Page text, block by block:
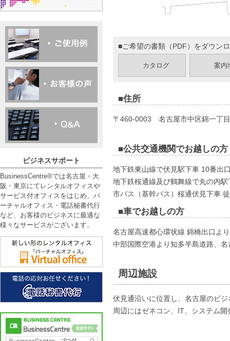
■ご希望の書類（PDF）をダウン
カタログ 案内
■住所
〒460-0003 名古屋市中区錦一丁
■公共交通機関でお越しの方
地下鉄東山線で伏見駅下車 10番出
地下鉄桜通線及び鶴舞線で丸の内
市バス（基幹バス）桜通伏見下車
■車でお越しの方
名古屋高速都心環状線 錦橋出口よ
中部国際空港より知多半島道路、
周辺施設
伏見通沿いに位置し、名古屋のビ
周辺にはゼネコン、IT、システム
ビジネスサポート
BusinessCentre®では名古屋・大
阪・東京にてレンタルオフィスや
サービス付オフィスをはじめ、バ
ーチャルオフィス・電話秘書代行
など、お客様のビジネスに最適な
様々なサービスがございます。